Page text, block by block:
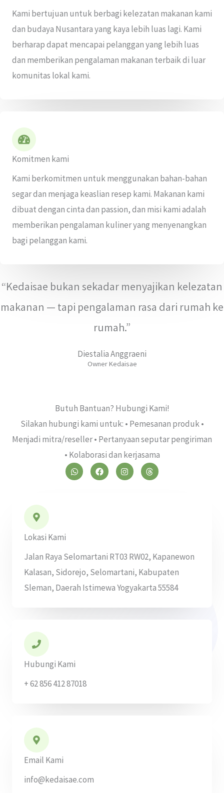
Kami bertujuan untuk berbagi kelezatan makanan kami
dan budaya Nusantara yang kaya lebih luas lagi. Kami
berharap dapat mencapai pelanggan yang lebih luas
dan memberikan pengalaman makanan terbaik di luar
komunitas lokal kami.
Komitmen kami
Kami berkomitmen untuk menggunakan bahan-bahan
segar dan menjaga keaslian resep kami. Makanan kami
dibuat dengan cinta dan passion, dan misi kami adalah
memberikan pengalaman kuliner yang menyenangkan
bagi pelanggan kami.
“Kedaisae bukan sekadar menyajikan kelezatan
makanan — tapi pengalaman rasa dari rumah ke
rumah.”
Diestalia Anggraeni
Owner Kedaisae
Butuh Bantuan? Hubungi Kami!
Silakan hubungi kami untuk: • Pemesanan produk •
Menjadi mitra/reseller • Pertanyaan seputar pengiriman
• Kolaborasi dan kerjasama
W
h
a
F
a
c
I
n
s
T
h
r
Lokasi Kami
Jalan Raya Selomartani RT03 RW02, Kapanewon
Kalasan, Sidorejo, Selomartani, Kabupaten
Sleman, Daerah Istimewa Yogyakarta 55584
Hubungi Kami
+ 62 856 412 87018
Email Kami
info@kedaisae.com